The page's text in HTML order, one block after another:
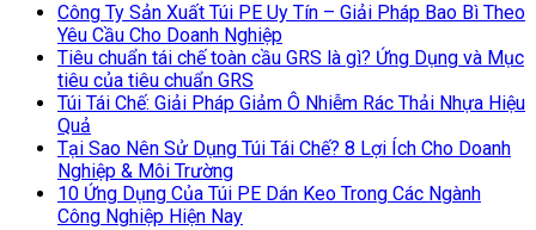
Công Ty Sản Xuất Túi PE Uy Tín – Giải Pháp Bao Bì Theo
Yêu Cầu Cho Doanh Nghiệp
Tiêu chuẩn tái chế toàn cầu GRS là gì? Ứng Dụng và Mục
tiêu của tiêu chuẩn GRS
Túi Tái Chế: Giải Pháp Giảm Ô Nhiễm Rác Thải Nhựa Hiệu
Quả
Tại Sao Nên Sử Dụng Túi Tái Chế? 8 Lợi Ích Cho Doanh
Nghiệp & Môi Trường
10 Ứng Dụng Của Túi PE Dán Keo Trong Các Ngành
Công Nghiệp Hiện Nay